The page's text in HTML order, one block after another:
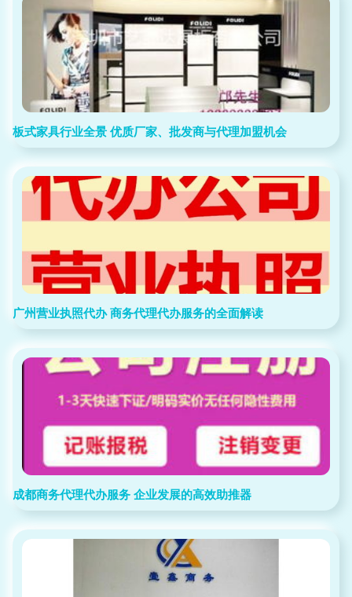
板式家具行业全景 优质厂家、批发商与代理加盟机会
广州营业执照代办 商务代理代办服务的全面解读
成都商务代理代办服务 企业发展的高效助推器